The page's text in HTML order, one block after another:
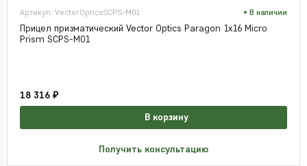
Артикул: VectorOpticsSCPS-M01 В наличии
Прицел призматический Vector Optics Paragon 1x16 Micro
Prism SCPS-M01
18 316 ₽
В корзину
Получить консультацию